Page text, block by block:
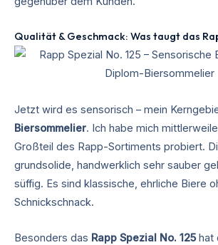
Qualität & Geschmack: Was taugt das
Jetzt wird es sensorisch – mein
Biersommelier. Ich habe mich
Großteil des Rapp-Sortiments probiert.
grundsolide, handwerklich sehr sauber
süffig. Es sind klassische, ehrliche Biere
Schnickschnack.
Besonders das Rapp Spezial No. 125hat